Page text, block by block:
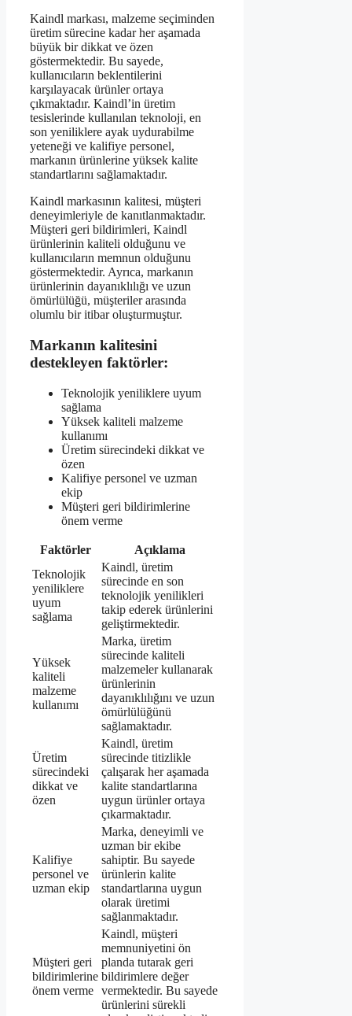
Kaindl markası, malzeme seçiminden
üretim sürecine kadar her aşamada
büyük bir dikkat ve özen
göstermektedir. Bu sayede,
kullanıcıların beklentilerini
karşılayacak ürünler ortaya
çıkmaktadır. Kaindl’in üretim
tesislerinde kullanılan teknoloji, en
son yeniliklere ayak uydurabilme
yeteneği ve kalifiye personel,
markanın ürünlerine yüksek kalite
standartlarını sağlamaktadır.
Kaindl markasının kalitesi, müşteri
deneyimleriyle de kanıtlanmaktadır.
Müşteri geri bildirimleri, Kaindl
ürünlerinin kaliteli olduğunu ve
kullanıcıların memnun olduğunu
göstermektedir. Ayrıca, markanın
ürünlerinin dayanıklılığı ve uzun
ömürlülüğü, müşteriler arasında
olumlu bir itibar oluşturmuştur.
Markanın kalitesini
destekleyen faktörler:
Teknolojik yeniliklere uyum
sağlama
Yüksek kaliteli malzeme
kullanımı
Üretim sürecindeki dikkat ve
özen
Kalifiye personel ve uzman
ekip
Müşteri geri bildirimlerine
önem verme
Faktörler
Açıklama
Teknolojik
yeniliklere
uyum
sağlama
Kaindl, üretim
sürecinde en son
teknolojik yenilikleri
takip ederek ürünlerini
geliştirmektedir.
Yüksek
kaliteli
malzeme
kullanımı
Marka, üretim
sürecinde kaliteli
malzemeler kullanarak
ürünlerinin
dayanıklılığını ve uzun
ömürlülüğünü
sağlamaktadır.
Üretim
sürecindeki
dikkat ve
özen
Kaindl, üretim
sürecinde titizlikle
çalışarak her aşamada
kalite standartlarına
uygun ürünler ortaya
çıkarmaktadır.
Kalifiye
personel ve
uzman ekip
Marka, deneyimli ve
uzman bir ekibe
sahiptir. Bu sayede
ürünlerin kalite
standartlarına uygun
olarak üretimi
sağlanmaktadır.
Müşteri geri
bildirimlerine
önem verme
Kaindl, müşteri
memnuniyetini ön
planda tutarak geri
bildirimlere değer
vermektedir. Bu sayede
ürünlerini sürekli